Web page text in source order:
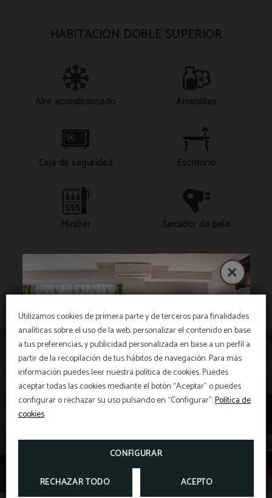
Utilizamos cookies de primera parte y de terceros para finalidades
analíticas sobre el uso de la web, personalizar el contenido en base
a tus preferencias, y publicidad personalizada en base a un perfil a
partir de la recopilación de tus hábitos de navegación. Para más
información puedes leer nuestra política de cookies. Puedes
aceptar todas las cookies mediante el botón “Aceptar” o puedes
configurar o rechazar su uso pulsando en “Configurar”.Política de
cookies
CONFIGURAR
RECHAZAR TODO ACEPTO
HABITACIÓN DOBLE SUPERIOR
Aire acondicionado Amenities
Caja de seguridad Escritorio
Minibar Secador de pelo
Teléfono TV LCD
Tetera y cafetera de
cortesía Ducha
MOSTRAR MÁS
¡APROVECHE AHORA! DISFRUTE DE NUESTRO
DESCUENTO EXCLUSIVO DEL 28%